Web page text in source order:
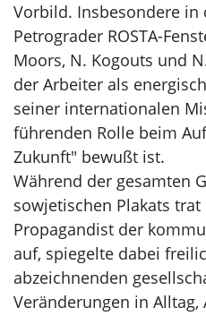
Vorbild. Insbesondere in
Petrograder ROSTA-
Moors, N. Kogouts und
der Arbeiter als
seiner internationalen
führenden Rolle beim
Zukunft" bewußt ist.
Während der gesamten
sowjetischen Plakats
Propagandist der
auf, spiegelte dabei
abzeichnenden
Veränderungen in